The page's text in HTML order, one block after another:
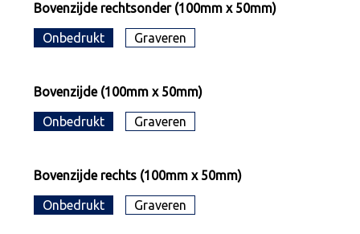
Bovenzijde rechtsonder (100mm x 50mm)
Onbedrukt Graveren
Bovenzijde (100mm x 50mm)
Onbedrukt Graveren
Bovenzijde rechts (100mm x 50mm)
Onbedrukt Graveren